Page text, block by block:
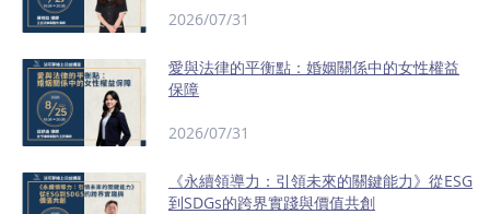
2026/07/31
愛與法律的平衡點：婚姻關係中的女性權益
保障
2026/07/31
《永續領導力：引領未來的關鍵能力》從ESG
到SDGs的跨界實踐與價值共創